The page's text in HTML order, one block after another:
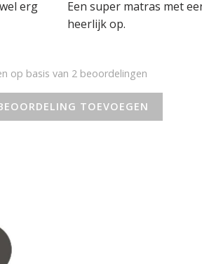
erg
Een super matras met
heerlijk op.
op basis van 2 beoordelingen
TOEVOEGEN